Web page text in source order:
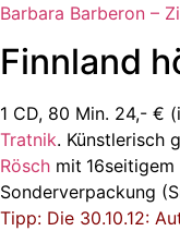
Barbara Barberon –
Finnland
1 CD, 80 Min. 24,- €
Tratnik. Künstlerisch
Rösch mit
Sonderverpackung
Tipp: Die 30.10.12: